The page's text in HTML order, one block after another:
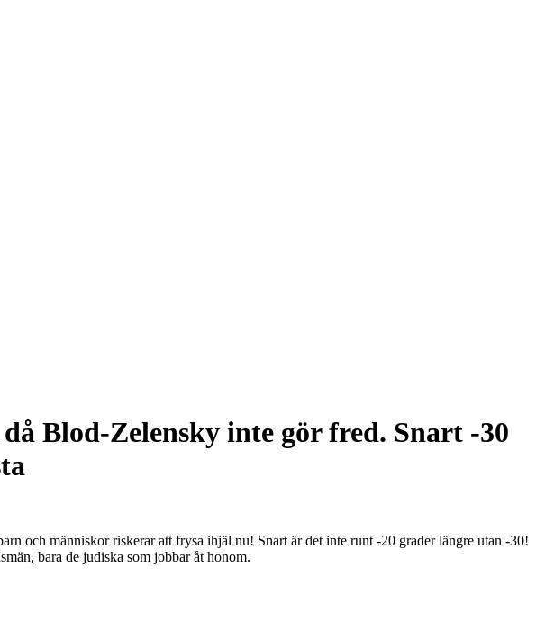
Blod-Zelensky inte gör fred. Snart -30
och människor riskerar att frysa ihjäl nu! Snart är det inte runt -20 grader längre utan -30!
bara de judiska som jobbar åt honom.